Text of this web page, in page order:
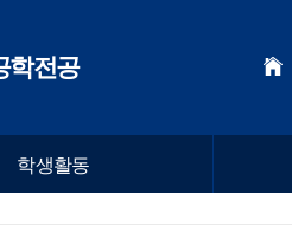
학전공
학생활동